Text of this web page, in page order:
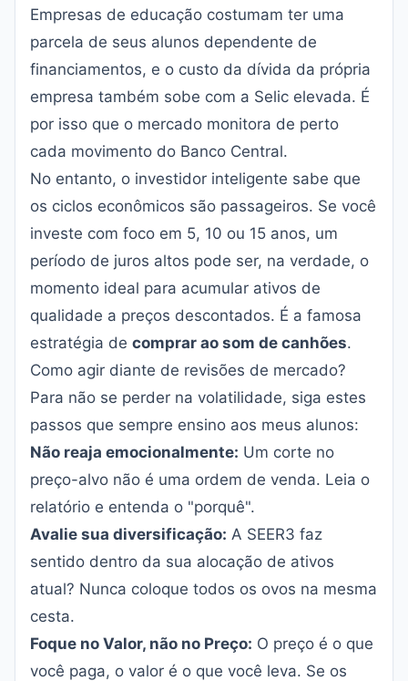
Empresas de educação costumam ter uma
parcela de seus alunos dependente de
financiamentos, e o custo da dívida da própria
empresa também sobe com a Selic elevada. É
por isso que o mercado monitora de perto
cada movimento do Banco Central.
No entanto, o investidor inteligente sabe que
os ciclos econômicos são passageiros. Se você
investe com foco em 5, 10 ou 15 anos, um
período de juros altos pode ser, na verdade, o
momento ideal para acumular ativos de
qualidade a preços descontados. É a famosa
estratégia de comprar ao som de canhões.
Como agir diante de revisões de mercado?
Para não se perder na volatilidade, siga estes
passos que sempre ensino aos meus alunos:
Não reaja emocionalmente: Um corte no
preço-alvo não é uma ordem de venda. Leia o
relatório e entenda o "porquê".
Avalie sua diversificação: A SEER3 faz
sentido dentro da sua alocação de ativos
atual? Nunca coloque todos os ovos na mesma
cesta.
Foque no Valor, não no Preço: O preço é o que
você paga, o valor é o que você leva. Se os